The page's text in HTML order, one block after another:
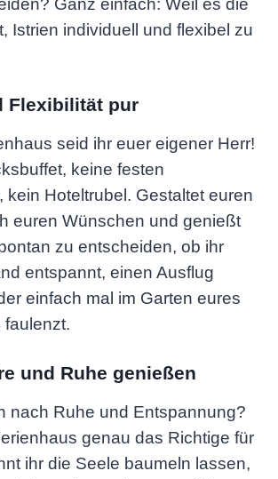
Ganz einfach: Weil es die
Istrien individuell und flexibel zu
Flexibilität pur
seid ihr euer eigener Herr!
keine festen
kein Hoteltrubel. Gestaltet euren
euren Wünschen und genießt
zu entscheiden, ob ihr
entspannt, einen Ausflug
einfach mal im Garten eures
faulenzt.
und Ruhe genießen
nach Ruhe und Entspannung?
genau das Richtige für
ihr die Seele baumeln lassen,